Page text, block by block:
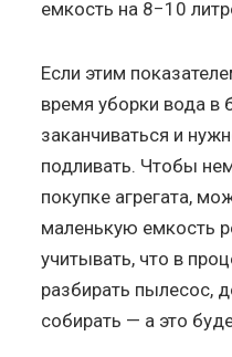
емкость на 8−10
Если этим
время уборки вода в
заканчиваться и
подливать. Чтобы
покупке агрегата,
маленькую емкость
учитывать, что в
разбирать пылесос,
собирать — а это